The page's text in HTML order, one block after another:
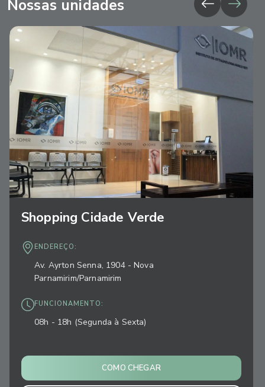
Nossas unidades
Shopping Cidade Verde
ENDEREÇO:
Av. Ayrton Senna, 1904 - Nova
Parnamirim/Parnamirim
FUNCIONAMENTO:
08h - 18h (Segunda à Sexta)
COMO CHEGAR